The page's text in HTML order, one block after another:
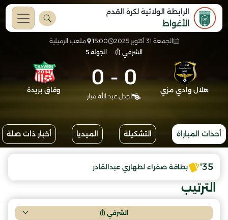
الرابطة الولائية لكرة القدم
الأغواط
الجمعة 31 أكتوبر 2025 15:00
ملعب الرميلية
الشرفي (أ)
الجولة 5
هلال وادي مزي 0
-
0
لجدل عبد الله مبار
وفاق بريدة
أحداث المباراة التشكيلة الميديا أخبار ذات صلة
35' بطاقة صفراء لطهاري عبدالقادر
الترتيب
الشرفي (أ)